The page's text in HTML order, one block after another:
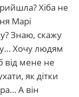
Хіба не
Марі
Знаю, скажу
Хочу людям
від мене не
як дітки
А він